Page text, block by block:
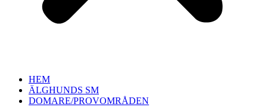
HEM
ÄLGHUNDS SM
DOMARE/PROVOMRÅDEN